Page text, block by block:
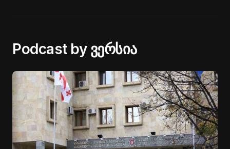
Podcast by ვერსია